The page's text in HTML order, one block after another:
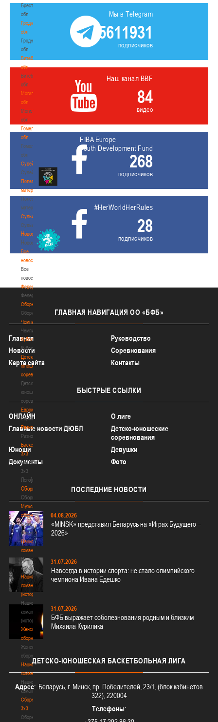
Брестская
обл
Гродненская
обл
Гродненская
обл
Витебская
обл
Витебская
обл
Могилевская
обл
Могилевская
обл
Гомельская
обл
Гомельская
обл
Судейство
Судейство
Полезные
материалы
Полезные
материалы
Судьи
Судьи
Новости
Новости
Все
новости
Все
новости
Федерация
Федерация
Сборные
Сборные
Чемпионат
Чемпионат
Кубок
Кубок
Детско-
юношеские
соревнования
Детско-
юношеские
соревнования
Еврокубки
Еврокубки
Разное
Разное
Баскетбол
3х3
Баскетбол
3х3
Лого[modid=121]
Сборные
Сборные
Мужские
сборные
Мужские
сборные
Национальная
команда
Национальная
команда
Национальная
команда
(история)
Национальная
команда
(история)
Женские
сборные
Женские
сборные
Национальная
команда
Национальная
команда
Сборные
3х3
Сборные
Мы в Telegram
5611931
подписчиков
Наш канал BBF
84
видео
FIBA Europe
Youth Development Fund
268
подписчиков
#HerWorldHerRules
28
подписчиков
ГЛАВНАЯ НАВИГАЦИЯ ОО «БФБ»
Главная
Руководство
Новости
Соревнования
Карта сайта
Контакты
БЫСТРЫЕ ССЫЛКИ
ОНЛАЙН
О лиге
Главные новости ДЮБЛ
Детско-юношеские
соревнования
Юноши
Девушки
Документы
Фото
ПОСЛЕДНИЕ НОВОСТИ
04.08.2026
«MINSK» представил Беларусь на «Играх Будущего –
2026»
31.07.2026
Навсегда в истории спорта: не стало олимпийского
чемпиона Ивана Едешко
31.07.2026
БФБ выражает соболезнования родным и близким
Михаила Курилика
ДЕТСКО-ЮНОШЕСКАЯ БАСКЕТБОЛЬНАЯ ЛИГА
Адрес: Беларусь, г. Минск, пр. Победителей, 23/1, (блок кабинетов
322), 220004
Телефоны: